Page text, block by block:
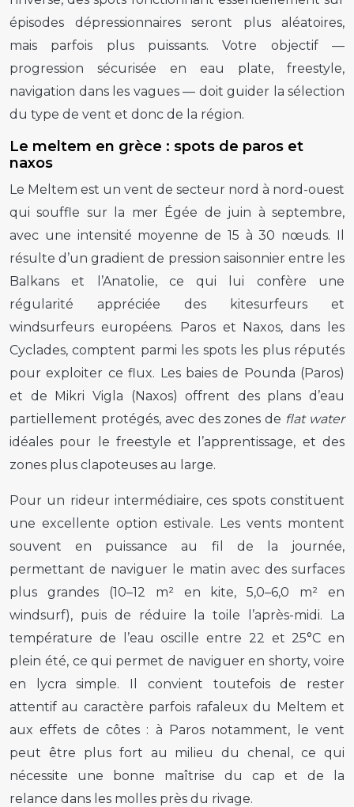
épisodes dépressionnaires seront plus aléatoires,
mais parfois plus puissants. Votre objectif —
progression sécurisée en eau plate, freestyle,
navigation dans les vagues — doit guider la sélection
du type de vent et donc de la région.
Le meltem en grèce : spots de paros et
naxos
Le Meltem est un vent de secteur nord à nord-ouest
qui souffle sur la mer Égée de juin à septembre,
avec une intensité moyenne de 15 à 30 nœuds. Il
résulte d’un gradient de pression saisonnier entre les
Balkans et l’Anatolie, ce qui lui confère une
régularité appréciée des kitesurfeurs et
windsurfeurs européens. Paros et Naxos, dans les
Cyclades, comptent parmi les spots les plus réputés
pour exploiter ce flux. Les baies de Pounda (Paros)
et de Mikri Vigla (Naxos) offrent des plans d’eau
partiellement protégés, avec des zones de flat water
idéales pour le freestyle et l’apprentissage, et des
zones plus clapoteuses au large.
Pour un rideur intermédiaire, ces spots constituent
une excellente option estivale. Les vents montent
souvent en puissance au fil de la journée,
permettant de naviguer le matin avec des surfaces
plus grandes (10–12 m² en kite, 5,0–6,0 m² en
windsurf), puis de réduire la toile l’après-midi. La
température de l’eau oscille entre 22 et 25°C en
plein été, ce qui permet de naviguer en shorty, voire
en lycra simple. Il convient toutefois de rester
attentif au caractère parfois rafaleux du Meltem et
aux effets de côtes : à Paros notamment, le vent
peut être plus fort au milieu du chenal, ce qui
nécessite une bonne maîtrise du cap et de la
relance dans les molles près du rivage.